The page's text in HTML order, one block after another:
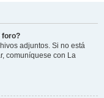
foro?
adjuntos. Si no está
comuníquese con La